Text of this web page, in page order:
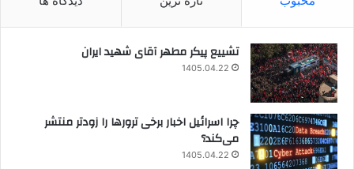
تشییع پیکر مطهر آقای شهید ایران
1405.04.22
چرا اسرائیل اخبار برخی ترورها را زودتر منتشر
می‌کند؟
1405.04.22